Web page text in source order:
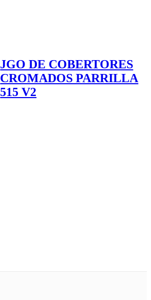
JGO DE COBERTORES
CROMADOS PARRILLA
515 V2